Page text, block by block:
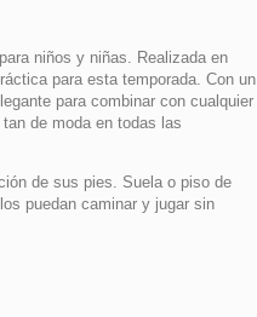
niños y niñas. Realizada en
para esta temporada. Con un
para combinar con cualquier
de moda en todas las
de sus pies. Suela o piso de
puedan caminar y jugar sin